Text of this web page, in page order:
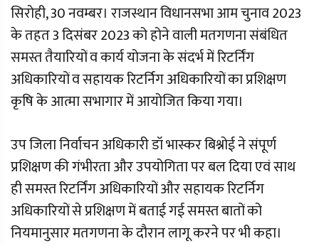
सिरोही, 30 नवम्बर। राजस्थान विधानसभा आम चुनाव 2023
के तहत 3 दिसंबर 2023 को होने वाली मतगणना संबंधित
समस्त तैयारियों व कार्य योजना के संदर्भ में रिटर्निंग
अधिकारियों व सहायक रिटर्निग अधिकारियों का प्रशिक्षण
कृषि के आत्मा सभागार में आयोजित किया गया।
उप जिला निर्वाचन अधिकारी डॉ भास्कर बिश्नोई ने संपूर्ण
प्रशिक्षण की गंभीरता और उपयोगिता पर बल दिया एवं साथ
ही समस्त रिटर्निंग अधिकारियों और सहायक रिटर्निग
अधिकारियों से प्रशिक्षण में बताई गई समस्त बातों को
नियमानुसार मतगणना के दौरान लागू करने पर भी कहा।